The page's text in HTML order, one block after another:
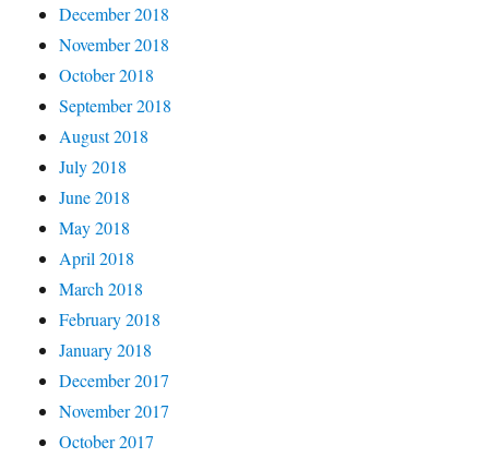
December 2018
November 2018
October 2018
September 2018
August 2018
July 2018
June 2018
May 2018
April 2018
March 2018
February 2018
January 2018
December 2017
November 2017
October 2017